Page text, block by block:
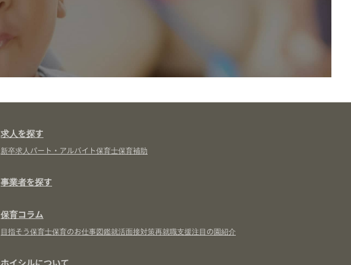
求人を探す
新卒求人 パート・アルバイト保育士保育補助
事業者を探す
保育コラム
目指そう保育士保育のお仕事図鑑就活面接対策再就職支援注目の園紹介
ホイシルについて